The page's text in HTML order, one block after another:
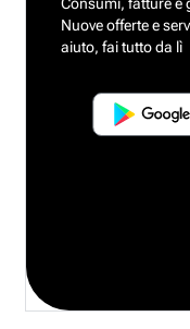
Consumi, fatture e
Nuove offerte e
aiuto, fai tutto da lì